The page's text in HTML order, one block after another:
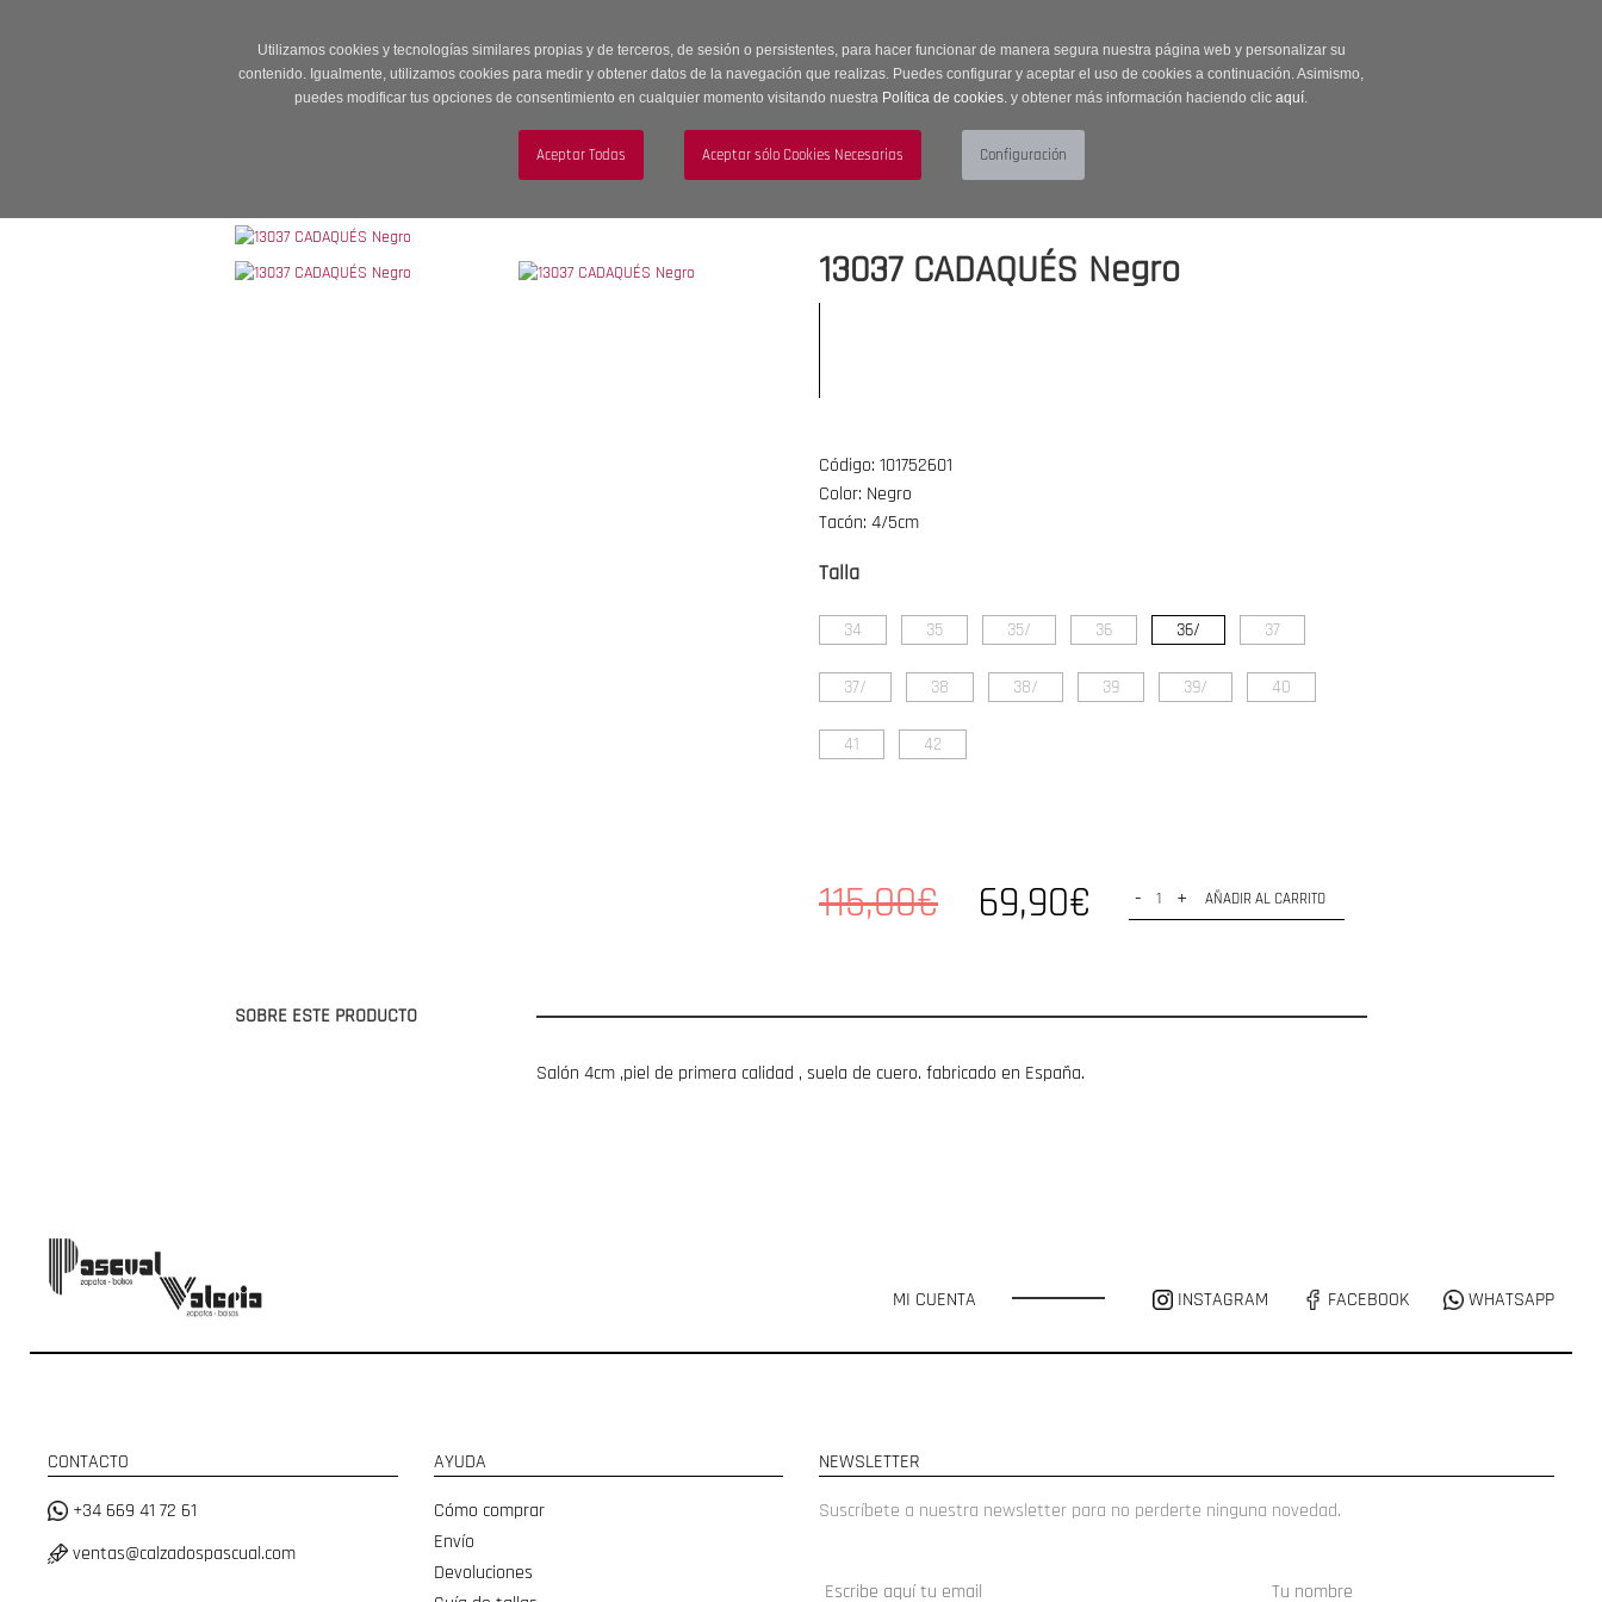
Utilizamos cookies y tecnologías similares propias y de terceros, de sesión o persistentes, para hacer funcionar de manera segura nuestra página web y personalizar su
contenido. Igualmente, utilizamos cookies para medir y obtener datos de la navegación que realizas. Puedes configurar y aceptar el uso de cookies a continuación. Asimismo,
puedes modificar tus opciones de consentimiento en cualquier momento visitando nuestra Política de cookies. y obtener más información haciendo clic aquí.
MUJER HOMBRE ACCESORIOS
13037 CADAQUÉS Negro
Código: 101752601
Color: Negro
Tacón: 4/5cm
Talla
34 35 35/ 36 36/ 37
37/ 38 38/ 39 39/ 40
41 42
115,00€ 69,90€ - + AÑADIR AL CARRITO
SOBRE ESTE PRODUCTO
Salón 4cm ,piel de primera calidad , suela de cuero. fabricado en España.
MI CUENTA INSTAGRAM FACEBOOK WHATSAPP
CONTACTO
+34 669 41 72 61
ventas@calzadospascual.com
AYUDA
Cómo comprar
Envío
Devoluciones
NEWSLETTER
Suscríbete a nuestra newsletter para no perderte ninguna novedad.